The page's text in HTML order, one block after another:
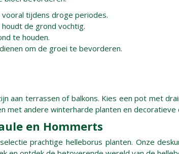
tijdens droge periodes.
de grond vochtig.
te houden.
om de groei te bevorderen.
aan terrassen of balkons. Kies een pot met
andere winterharde planten en decoratieve
en Hommerts
prachtige helleborus planten. Onze